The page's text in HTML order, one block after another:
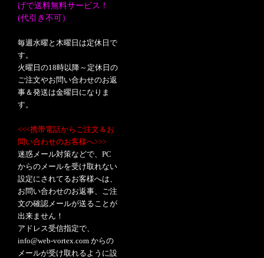
げで送料無料サービス！
(代引き不可）
毎週水曜と木曜日は定休日で
す。
火曜日の18時以降～定休日の
ご注文やお問い合わせのお返
事＆発送は金曜日になりま
す。
<<<携帯電話からご注文＆お
問い合わせのお客様へ>>>
迷惑メール対策などで、PC
からのメールを受け取れない
設定にされてるお客様へは、
お問い合わせのお返事、ご注
文の確認メールが送ることが
出来ません！
アドレス受信指定で、
info@web-vortex.com からの
メールが受け取れるように設